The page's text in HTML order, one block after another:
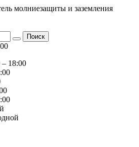
молниезащиты и заземления
Поиск
– 18:00